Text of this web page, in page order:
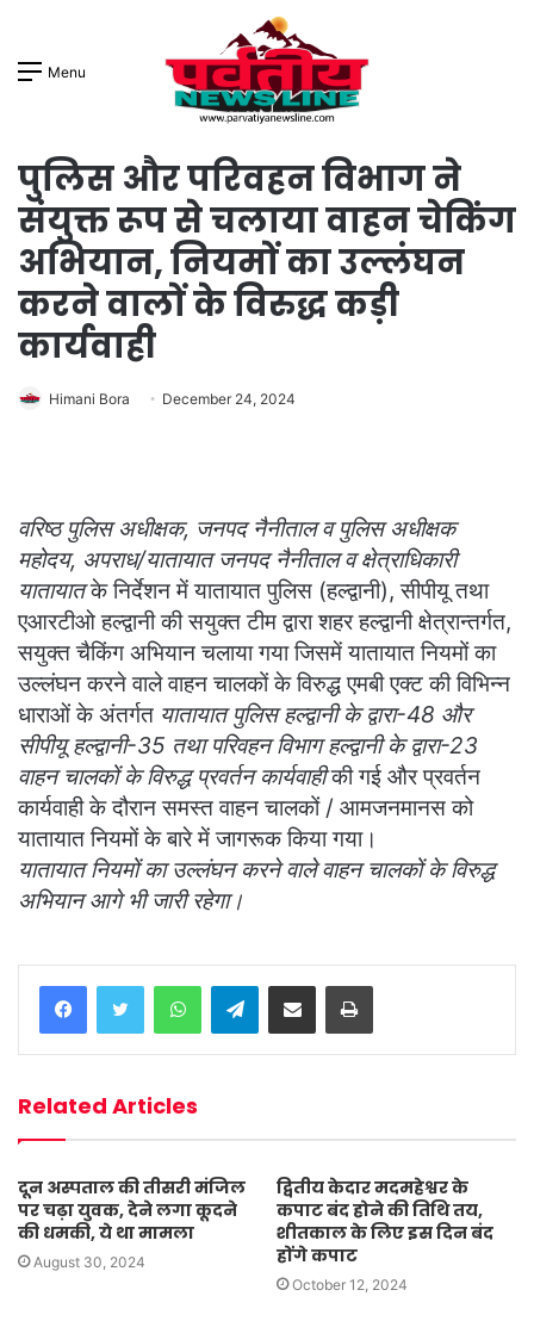
Menu
पुलिस और परिवहन विभाग ने
संयुक्त रूप से चलाया वाहन चेकिंग
अभियान, नियमों का उल्लंघन
करने वालों के विरुद्ध कड़ी
कार्यवाही
Himani Bora December 24, 2024
वरिष्ठ पुलिस अधीक्षक, जनपद नैनीताल व पुलिस अधीक्षक
महोदय, अपराध/यातायात जनपद नैनीताल व क्षेत्राधिकारी
यातायातके निर्देशन में यातायात पुलिस (हल्द्वानी), सीपीयू तथा
एआरटीओ हल्द्वानी की सयुक्त टीम द्वारा शहर हल्द्वानी‌ क्षेत्रान्तर्गत,
सयुक्त चैकिंग अभियान चलाया गया जिसमें यातायात नियमों का
उल्लंघन करने वाले वाहन चालकों के विरुद्ध एमबी एक्ट की विभिन्न
धाराओं के अंतर्गत यातायात पुलिस हल्द्वानी के द्वारा-48 और
सीपीयू हल्द्वानी-35 तथा परिवहन विभाग हल्द्वानी के द्वारा-23
वाहन चालकों के विरुद्ध प्रवर्तन कार्यवाहीकी गई और प्रवर्तन
कार्यवाही के दौरान समस्त वाहन चालकों / आमजनमानस को
यातायात नियमों के बारे में जागरूक किया गया।
यातायात नियमों का उल्लंघन करने वाले वाहन चालकों के विरुद्ध
अभियान आगे भी जारी रहेगा।
WhatsAppTelegramShare via Email Print
Related Articles
दून अस्पताल की तीसरी मंजिल
पर चढ़ा युवक, देने लगा कूदने
की धमकी, ये था मामला
August 30, 2024
द्वितीय केदार मदमहेश्वर के
कपाट बंद होने की तिथि तय,
शीतकाल के लिए इस दिन बंद
होंगे कपाट
October 12, 2024